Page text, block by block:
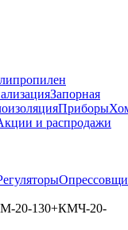
Запорная
Приборы
и распродажи
20-130+КМЧ-20-